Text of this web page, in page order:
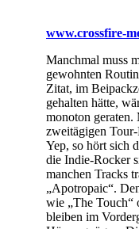
www.crossfire-
Manchmal muss
gewohnten
Zitat, im
gehalten hätte,
monoton geraten.
zweitägigen
Yep, so hört sich
die Indie-Rocker
manchen Tracks
„Apotropaic“.
wie „The Touch“
bleiben im